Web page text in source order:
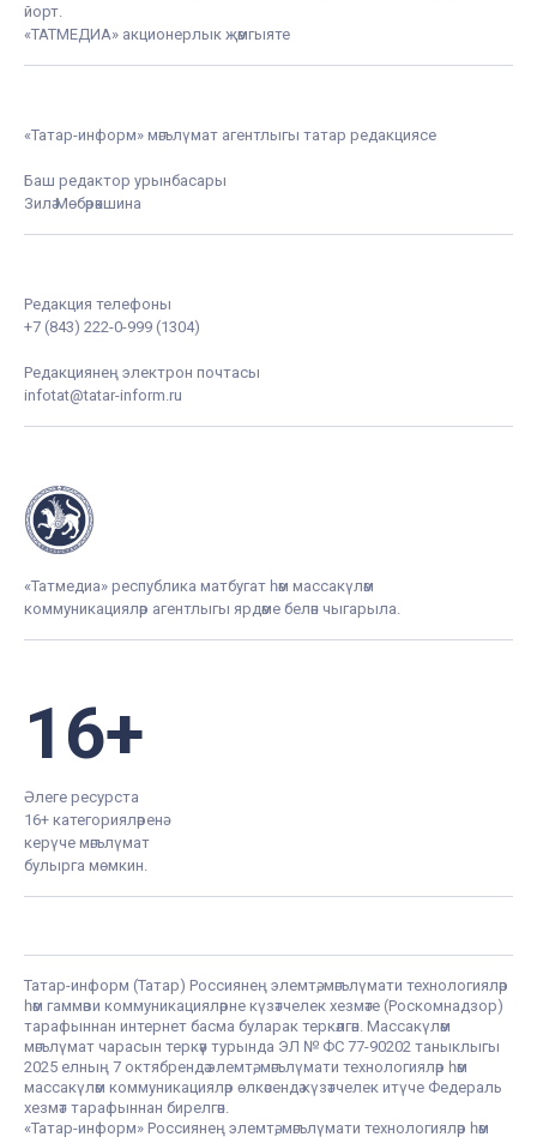
йорт.
«ТАТМЕДИА» акционерлык җәмгыяте
«Татар-информ» мәгълүмат агентлыгы татар редакциясе
Баш редактор урынбасары
Зилә Мөбәрәкшина
Редакция телефоны
+7 (843) 222-0-999 (1304)
Редакциянең электрон почтасы
infotat@tatar-inform.ru
«Татмедиа» республика матбугат һәм массакүләм
коммуникацияләр агентлыгы ярдәме белән чыгарыла.
16+
Әлеге ресурста
16+ категорияләренә
керүче мәгълүмат
булырга мөмкин.
Татар-информ (Татар) Россиянең элемтә, мәгълүмати технологияләр
һәм гаммәви коммуникацияләрне күзәтчелек хезмәте (Роскомнадзор)
тарафыннан интернет басма буларак теркәлгән. Массакүләм
мәгълүмат чарасын теркәү турында ЭЛ № ФС 77-90202 таныклыгы
2025 елның 7 октябрендә элемтә, мәгълүмати технологияләр һәм
массакүләм коммуникацияләр өлкәсендә күзәтчелек итүче Федераль
хезмәт тарафыннан бирелгән.
«Татар-информ» Россиянең элемтә, мәгълүмати технологияләр һәм